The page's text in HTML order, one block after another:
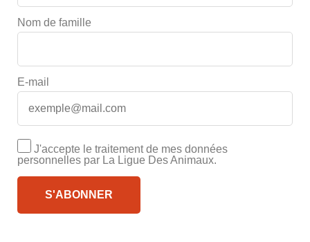
Nom de famille
E-mail
J'accepte le traitement de mes données
personnelles par La Ligue Des Animaux.